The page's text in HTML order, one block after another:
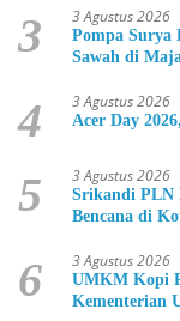
3 3 Agustus 2026
Pompa Surya
Sawah di
4 3 Agustus 2026
Acer Day
5 3 Agustus 2026
Srikandi PLN Nusantara
Bencana di
6 3 Agustus 2026
UMKM Kopi
Kementerian